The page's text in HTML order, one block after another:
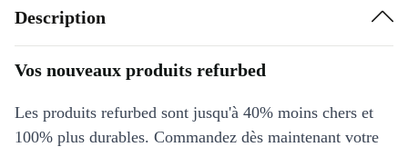
Description
Vos nouveaux produits refurbed
Les produits refurbed sont jusqu'à 40% moins chers et
100% plus durables. Commandez dès maintenant votre